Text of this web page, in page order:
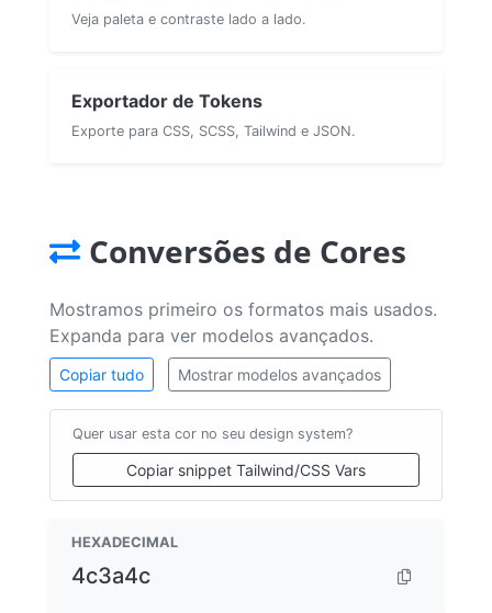
Veja paleta e contraste lado a lado.
Exportador de Tokens
Exporte para CSS, SCSS, Tailwind e JSON.
Conversões de Cores
Mostramos primeiro os formatos mais usados.
Expanda para ver modelos avançados.
Copiar tudo Mostrar modelos avançados
Quer usar esta cor no seu design system?
Copiar snippet Tailwind/CSS Vars
HEXADECIMAL
4c3a4c